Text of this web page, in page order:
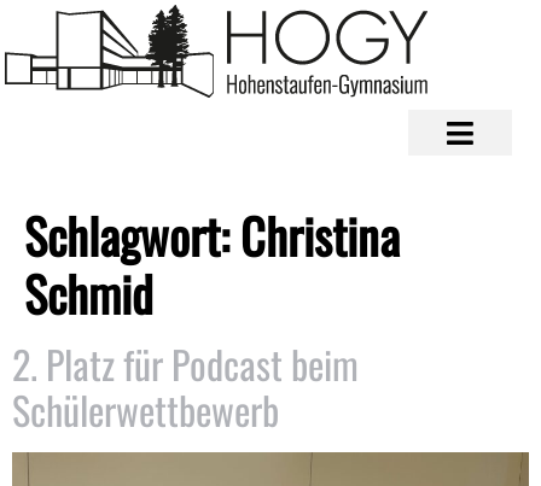
Schlagwort:Christina
Schmid
2. Platz für Podcast beim
Schülerwettbewerb